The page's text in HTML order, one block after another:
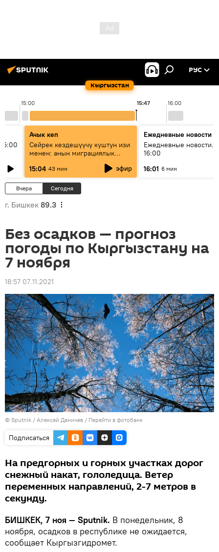
Кыргызстан
РУС
15:00 16:00
15:47
Ачык кеп
Сейрек кездешүүчү куштун изи
менен: анын миграциялык
жолу эмнеден кабар берет?
15:04 43 мин эфир
Ежедневные новости
Ежедневные новости.
16:00
16:01 6 мин
Вчера Сегодня
г. Бишкек 89.3
Без осадков — прогноз
погоды по Кыргызстану на
7 ноября
18:57 07.11.2021
© Sputnik / Алексей Даничев / Перейти в фотобанк
Подписаться
На предгорных и горных участках дорог
снежный накат, гололедица. Ветер
переменных направлений, 2-7 метров в
секунду.
БИШКЕК, 7 ноя — Sputnik. В понедельник, 8
ноября, осадков в республике не ожидается,
сообщает Кыргызгидромет.